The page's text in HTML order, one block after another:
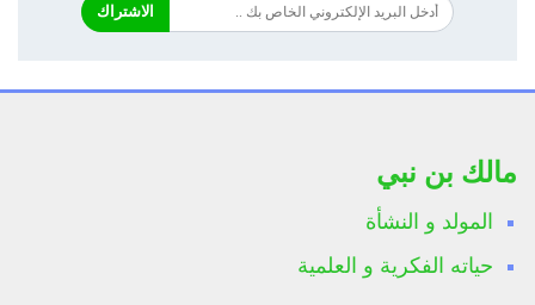
الاشتراك
مالك بن نبي
المولد و النشأة
حياته الفكرية و العلمية